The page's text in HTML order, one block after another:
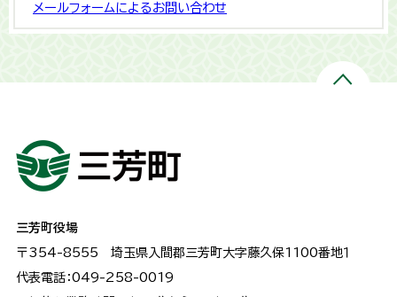
メールフォームによるお問い合わせ
三芳町役場
〒354-8555 埼玉県入間郡三芳町大字藤久保1100番地１
代表電話：049-258-0019